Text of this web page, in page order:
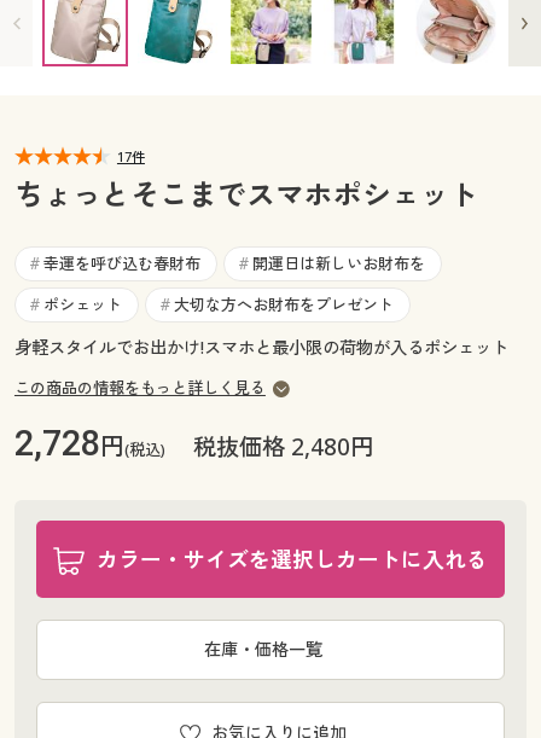
カタログ無料プレゼント
マイページ
お気に入り
サポート
会員メニュー
閲覧履歴
サポート
ご利用ガイド
17件
ちょっとそこまでスマホポシェット
# 幸運を呼び込む春財布 # 開運日は新しいお財布を
# ポシェット # 大切な方へお財布をプレゼント
身軽スタイルでお出かけ!スマホと最小限の荷物が入るポシェット
この商品の情報をもっと詳しく見る
2,728円(税込) 税抜価格 2,480円
カラー・サイズを選択しカートに入れる
お気に入りに追加
在庫・価格一覧